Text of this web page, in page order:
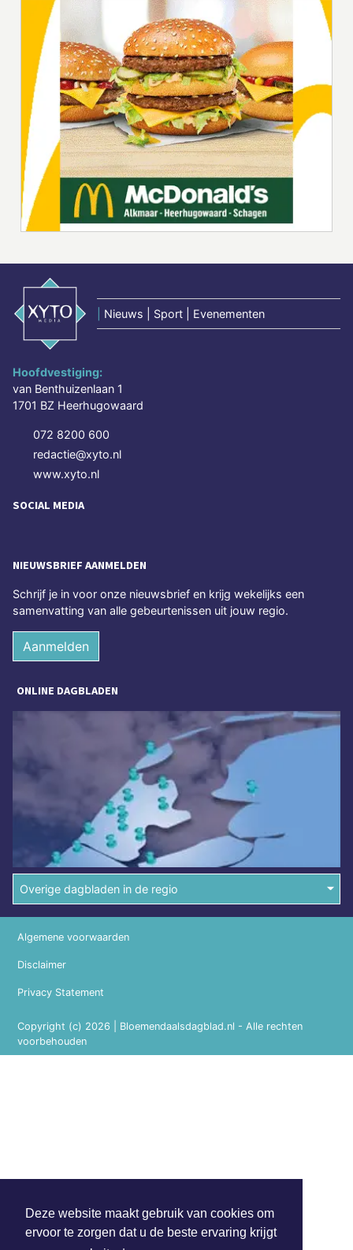
Deze website maakt gebruik van cookies om
ervoor te zorgen dat u de beste ervaring krijgt
Nieuws | Sport | Evenementen
Hoofdvestiging:
van Benthuizenlaan 1
1701 BZ Heerhugowaard
072 8200 600
redactie@xyto.nl
www.xyto.nl
SOCIAL MEDIA
NIEUWSBRIEF AANMELDEN
Schrijf je in voor onze nieuwsbrief en krijg wekelijks een
samenvatting van alle gebeurtenissen uit jouw regio.
Aanmelden
ONLINE DAGBLADEN
Overige dagbladen in de regio
Copyright (c) 2026 | Bloemendaalsdagblad.nl - Alle rechten
voorbehouden
Algemene voorwaarden
Disclaimer
Privacy Statement